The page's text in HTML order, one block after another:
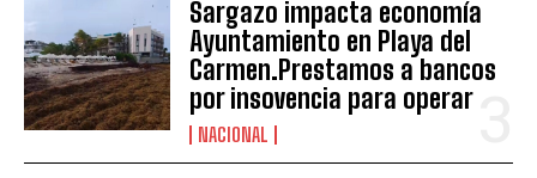
Sargazo impacta economía
Ayuntamiento en Playa del
Carmen.Prestamos a bancos
por insovencia para operar
NACIONAL